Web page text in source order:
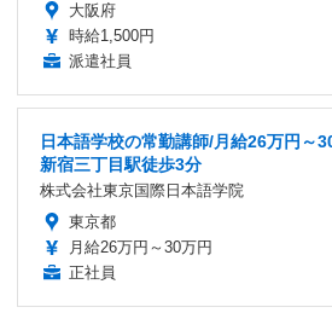
大阪府
時給1,500円
派遣社員
日本語学校の常勤講師/月給26万円～
新宿三丁目駅徒歩3分
株式会社東京国際日本語学院
東京都
月給26万円～30万円
正社員